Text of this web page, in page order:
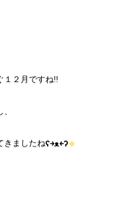
１２月ですね!!
きましたねʕ￫ᴥ￩ʔ✧